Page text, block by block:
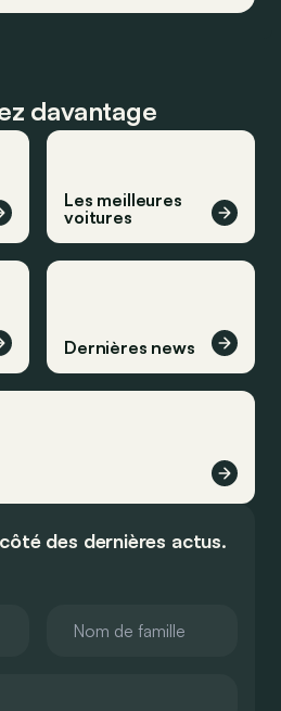
davantage
Les meilleures
voitures
Dernières news
des dernières actus.